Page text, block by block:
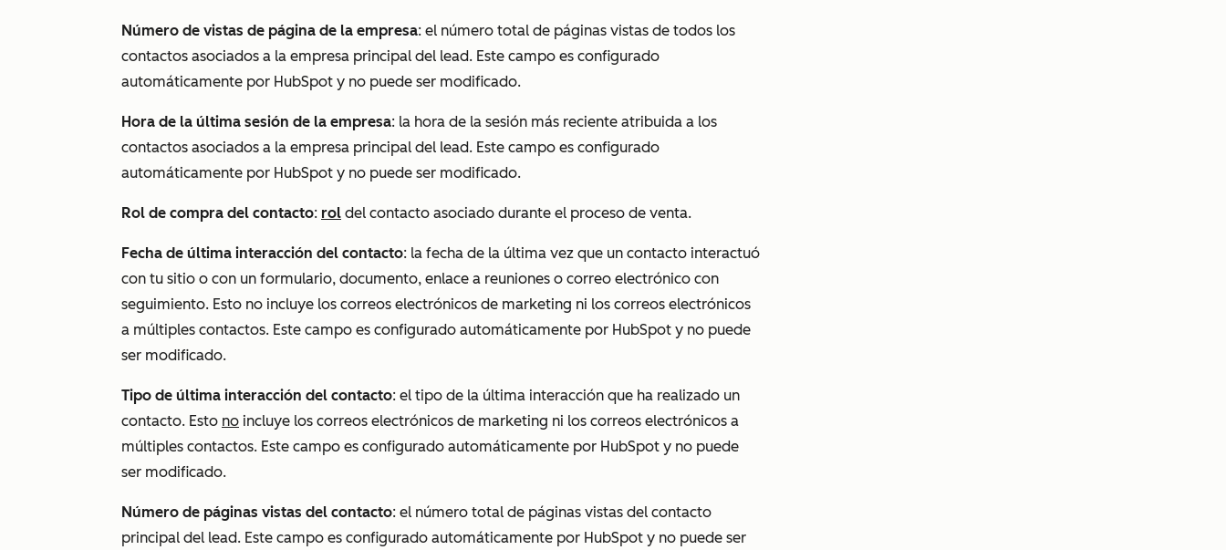
Número de vistas de página de la empresa: el número total de páginas vistas de todos los
contactos asociados a la empresa principal del lead. Este campo es configurado
automáticamente por HubSpot y no puede ser modificado.
Hora de la última sesión de la empresa: la hora de la sesión más reciente atribuida a los
contactos asociados a la empresa principal del lead. Este campo es configurado
automáticamente por HubSpot y no puede ser modificado.
Rol de compra del contacto: rol del contacto asociado durante el proceso de venta.
Fecha de última interacción del contacto: la fecha de la última vez que un contacto interactuó
con tu sitio o con un formulario, documento, enlace a reuniones o correo electrónico con
seguimiento. Esto no incluye los correos electrónicos de marketing ni los correos electrónicos
a múltiples contactos. Este campo es configurado automáticamente por HubSpot y no puede
ser modificado.
Tipo de última interacción del contacto: el tipo de la última interacción que ha realizado un
contacto. Esto no incluye los correos electrónicos de marketing ni los correos electrónicos a
múltiples contactos. Este campo es configurado automáticamente por HubSpot y no puede
ser modificado.
Número de páginas vistas del contacto: el número total de páginas vistas del contacto
principal del lead. Este campo es configurado automáticamente por HubSpot y no puede ser